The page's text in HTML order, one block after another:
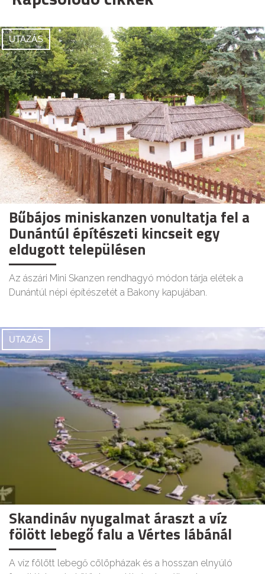
UTAZÁS
Bűbájos miniskanzen vonultatja fel a
Dunántúl építészeti kincseit egy
eldugott településen
Az ászári Mini Skanzen rendhagyó módon tárja elétek a
Dunántúl népi építészetét a Bakony kapujában.
UTAZÁS
Skandináv nyugalmat áraszt a víz
fölött lebegő falu a Vértes lábánál
A víz fölött lebegő cölöpházak és a hosszan elnyúló